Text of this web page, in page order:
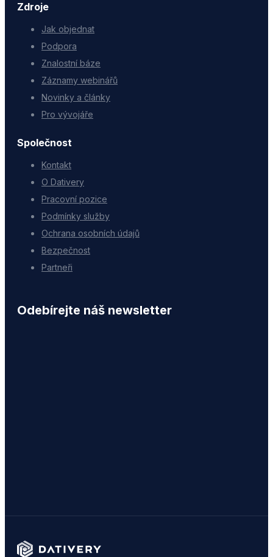
Zdroje
Jak objednat
Podpora
Znalostní báze
Záznamy webinářů
Novinky a články
Pro vývojáře
Společnost
Kontakt
O Dativery
Pracovní pozice
Podmínky služby
Ochrana osobních údajů
Bezpečnost
Partneři
Odebírejte náš newsletter